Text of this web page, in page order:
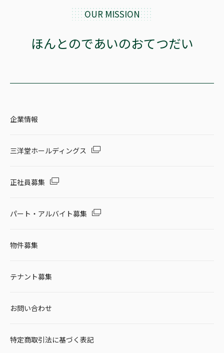
OUR MISSION
ほんとのであいのおてつだい
企業情報
三洋堂ホールディングス
正社員募集
パート・アルバイト募集
物件募集
テナント募集
お問い合わせ
特定商取引法に基づく表記